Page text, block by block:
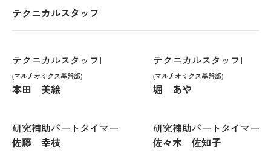
テクニカルスタッフ
テクニカルスタッフI
(マルチオミクス基盤部)
本田 美絵
テクニカルスタッフI
(マルチオミクス基盤部)
堀 あや
研究補助パートタイマー
佐藤 幸枝
研究補助パートタイマー
佐々木 佐知子